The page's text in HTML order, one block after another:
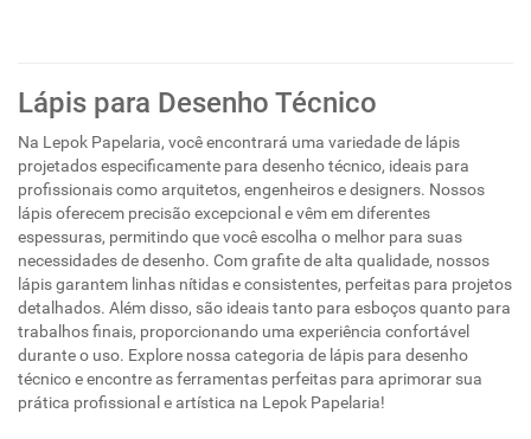
Lápis para Desenho Técnico
Na Lepok Papelaria, você encontrará uma variedade de lápis
projetados especificamente para desenho técnico, ideais para
profissionais como arquitetos, engenheiros e designers. Nossos
lápis oferecem precisão excepcional e vêm em diferentes
espessuras, permitindo que você escolha o melhor para suas
necessidades de desenho. Com grafite de alta qualidade, nossos
lápis garantem linhas nítidas e consistentes, perfeitas para projetos
detalhados. Além disso, são ideais tanto para esboços quanto para
trabalhos finais, proporcionando uma experiência confortável
durante o uso. Explore nossa categoria de lápis para desenho
técnico e encontre as ferramentas perfeitas para aprimorar sua
prática profissional e artística na Lepok Papelaria!